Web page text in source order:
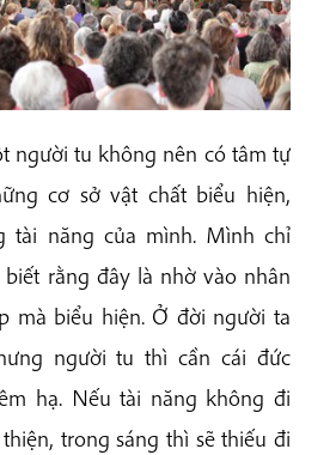
người tu không nên có tâm tự
cơ sở vật chất biểu hiện,
tài năng của mình. Mình chỉ
rằng đây là nhờ vào nhân
mà biểu hiện. Ở đời người ta
người tu thì cần cái đức
hạ. Nếu tài năng không đi
trong sáng thì sẽ thiếu đi